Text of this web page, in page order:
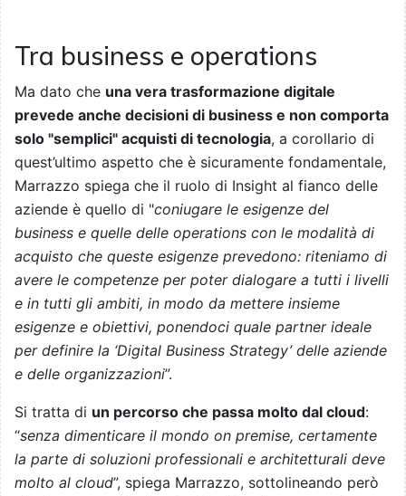
Tra business e operations
Ma dato che una vera trasformazione digitale
prevede anche decisioni di business e non comporta
solo "semplici" acquisti di tecnologia, a corollario di
quest’ultimo aspetto che è sicuramente fondamentale,
Marrazzo spiega che il ruolo di Insight al fianco delle
aziende è quello di "coniugare le esigenze del
business e quelle delle operations con le modalità di
acquisto che queste esigenze prevedono: riteniamo di
avere le competenze per poter dialogare a tutti i livelli
e in tutti gli ambiti, in modo da mettere insieme
esigenze e obiettivi, ponendoci quale partner ideale
per definire la ‘Digital Business Strategy’ delle aziende
e delle organizzazioni”.
Si tratta di un percorso che passa molto dal cloud:
“senza dimenticare il mondo on premise, certamente
la parte di soluzioni professionali e architetturali deve
molto al cloud”, spiega Marrazzo, sottolineando però